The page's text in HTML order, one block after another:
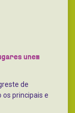
unem
de
principais e